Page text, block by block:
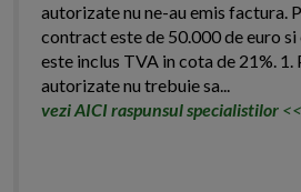
autorizate nu ne-au emis factura.
contract este de 50.000 de euro
este inclus TVA in cota de 21%.
autorizate nu trebuie sa...
vezi AICI raspunsul specialistilor <<